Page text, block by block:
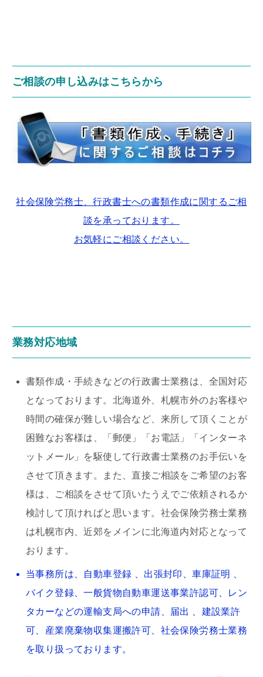
ご相談の申し込みはこちらから
社会保険労務士、行政書士への書類作成に関するご相
談を承っております。
お気軽にご相談ください。
業務対応地域
書類作成・手続きなどの行政書士業務は、全国対応
となっております。北海道外、札幌市外のお客様や
時間の確保が難しい場合など、来所して頂くことが
困難なお客様は、「郵便」「お電話」「インターネ
ットメール」を駆使して行政書士業務のお手伝いを
させて頂きます。また、直接ご相談をご希望のお客
様は、ご相談をさせて頂いたうえでご依頼されるか
検討して頂ければと思います。社会保険労務士業務
は札幌市内、近郊をメインに北海道内対応となって
おります。
当事務所は、自動車登録 、出張封印、車庫証明 、
バイク登録、一般貨物自動車運送事業許認可、レン
タカーなどの運輸支局への申請、届出 、建設業許
可、産業廃棄物収集運搬許可、社会保険労務士業務
を取り扱っております。